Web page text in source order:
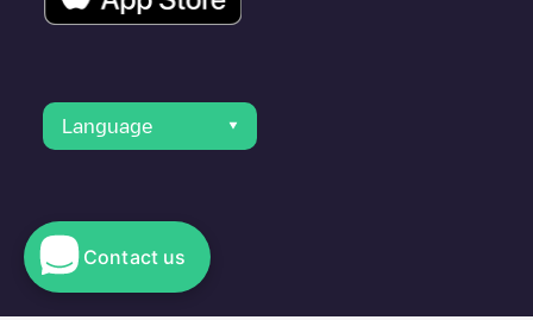
Language
© 2023 Electromaps
Contact us